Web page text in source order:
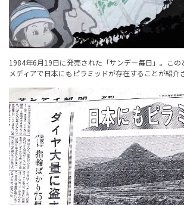
1984年6月19日に発売された「サンデー毎日」。この
メディアで日本にもピラミッドが存在することが紹介